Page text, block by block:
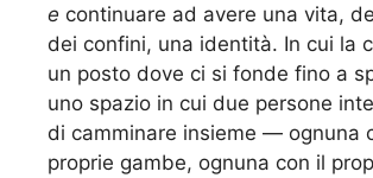
e continuare ad avere una vita,
dei confini, una identità. In cui la
un posto dove ci si fonde fino a
uno spazio in cui due persone
di camminare insieme — ognuna
proprie gambe, ognuna con il